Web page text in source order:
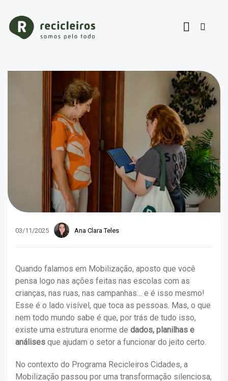
03/11/2025 Ana Clara Teles
Quando falamos em Mobilização, aposto que você
pensa logo nas ações feitas nas escolas com as
crianças, nas ruas, nas campanhas… e é isso mesmo!
Esse é o lado visível, que toca as pessoas. Mas, o que
nem todo mundo sabe é que, por trás de tudo isso,
existe uma estrutura enorme de dados, planilhas e
análises que ajudam o setor a funcionar do jeito certo.
No contexto do Programa Recicleiros Cidades, a
Mobilização passou por uma transformação silenciosa,